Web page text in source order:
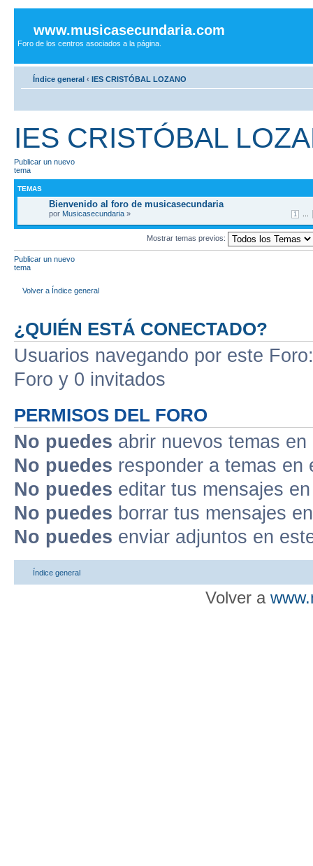
www.musicasecundaria.com
Foro de los centros asociados a la página.
Índice general ‹ IES CRISTÓBAL LOZANO
IES CRISTÓBAL
Publicar un nuevo
tema
TEMAS
Bienvenido al foro de musicasecundaria
1
por Musicasecundaria »
Mostrar temas previos:
Publicar un nuevo
tema
Volver a Índice general
¿QUIÉN ESTÁ CONECTADO?
Usuarios navegando por este
Foro y 0 invitados
PERMISOS DEL FORO
No puedes abrir nuevos temas
No puedes responder a temas en
No puedes editar tus mensajes
No puedes borrar tus mensajes
No puedes enviar adjuntos en
Índice general
Volver a